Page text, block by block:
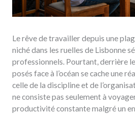
Le rêve de travailler depuis une
niché dans les ruelles de Lisbonne
professionnels. Pourtant, derrière
posés face à l’océan se cache une
celle de la discipline et de
ne consiste pas seulement à
productivité constante malgré un